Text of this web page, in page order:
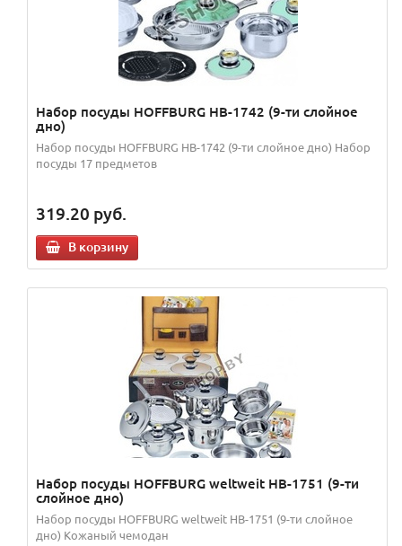
Набор посуды HOFFBURG HB-1742 (9-ти слойное
дно)
Набор посуды HOFFBURG HB-1742 (9-ти слойное дно) Набор
посуды 17 предметов
319.20 руб.
В корзину
Набор посуды HOFFBURG weltweit HB-1751 (9-ти
слойное дно)
Набор посуды HOFFBURG weltweit HB-1751 (9-ти слойное
дно) Кожаный чемодан